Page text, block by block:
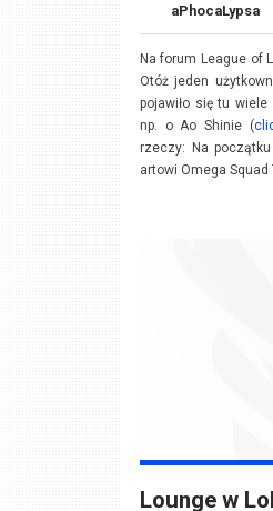
aPhocaLypsa
Na forum League of
Otóż jeden
pojawiło się tu
np. o Ao Shinie (
rzeczy: Na
artowi Omega Squad
Lounge w